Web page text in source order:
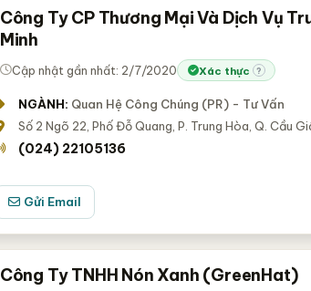
Công Ty CP Thương Mại Và Dịch Vụ
Minh
Cập nhật gần nhất: 2/7/2020 Xác thực ?
NGÀNH: Quan Hệ Công Chúng (PR) - Tư Vấn
Số 2 Ngõ 22, Phố Đỗ Quang, P. Trung Hòa, Q. Cầu
(024) 22105136
Gửi Email
Công Ty TNHH Nón Xanh (GreenHat)